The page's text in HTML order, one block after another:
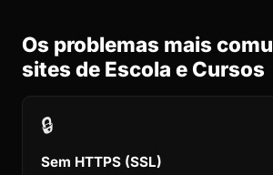
Os problemas mais
sites de Escola e Cursos
🔒
Sem HTTPS (SSL)